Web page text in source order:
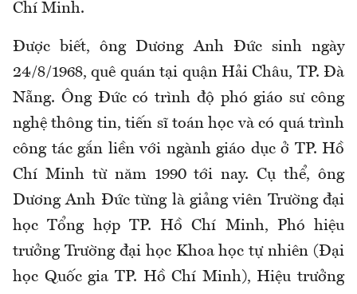
Chí Minh.
Được biết, ông Dương Anh Đức sinh ngày
24/8/1968, quê quán tại quận Hải Châu, TP. Đà
Nẵng. Ông Đức có trình độ phó giáo sư công
nghệ thông tin, tiến sĩ toán học và có quá trình
công tác gắn liền với ngành giáo dục ở TP. Hồ
Chí Minh từ năm 1990 tới nay. Cụ thể, ông
Dương Anh Đức từng là giảng viên Trường đại
học Tổng hợp TP. Hồ Chí Minh, Phó hiệu
trưởng Trường đại học Khoa học tự nhiên (Đại
học Quốc gia TP. Hồ Chí Minh), Hiệu trưởng